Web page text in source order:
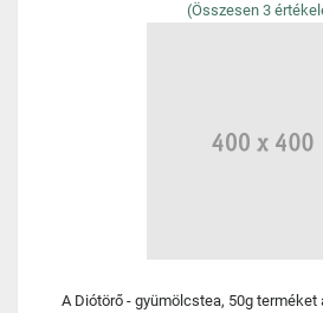
(Összesen 3
A Diótörő - gyümölcstea, 50g terméket